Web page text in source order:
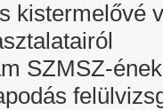
kistermelővé
SZMSZ-